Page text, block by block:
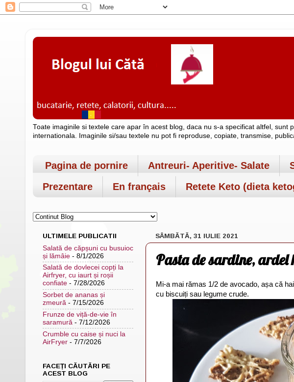
Toate imaginile si textele care apar în acest blog, daca nu s-a specificat altfel,
internationala. Imaginile si/sau textele nu pot fi reproduse, copiate, transmise,
Pagina de pornire Antreuri- Aperitive- Salate
Prezentare
En français Retete Keto (dieta
SÂMBĂTĂ, 31 IULIE 2021
Pasta de sardine,
Mi-a mai rămas 1/2 de avocado, așa că
cu biscuiți sau legume crude.
ULTIMELE PUBLICATII
Salată de căpșuni cu busuioc
și lămâie - 8/1/2026
Salată de dovlecei copți la
Airfryer, cu iaurt și roșii
confiate - 7/28/2026
Sorbet de ananas și
zmeură - 7/15/2026
Frunze de viță-de-vie în
saramură - 7/12/2026
Crumble cu caise și nuci la
AirFryer - 7/7/2026
FACEȚI CĂUTĂRI PE
ACEST BLOG